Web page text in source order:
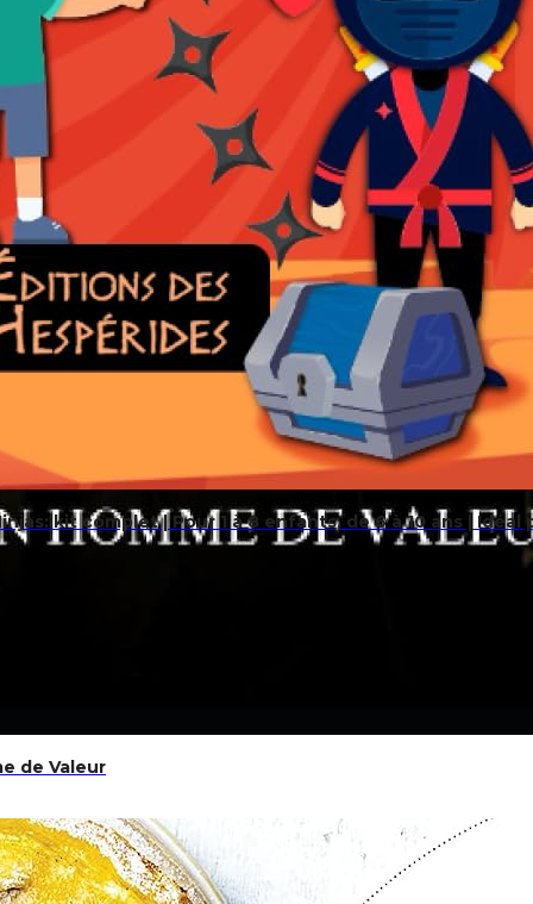
de Valeur
kit complet | Pour 1 à 8 enfants, de 6 à 10 ans |